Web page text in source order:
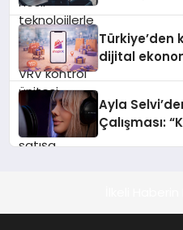
Türkiye’den
dijital
Ayla
Çalışması: